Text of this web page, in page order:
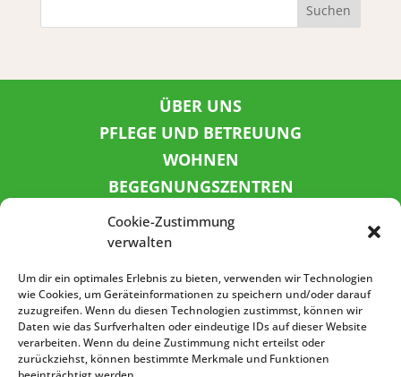
Cookie-Zustimmung
verwalten
Um dir ein optimales Erlebnis zu bieten, verwenden wir Technologien
wie Cookies, um Geräteinformationen zu speichern und/oder darauf
zuzugreifen. Wenn du diesen Technologien zustimmst, können wir
Daten wie das Surfverhalten oder eindeutige IDs auf dieser Website
verarbeiten. Wenn du deine Zustimmung nicht erteilst oder
zurückziehst, können bestimmte Merkmale und Funktionen
Suchen
ÜBER UNS
PFLEGE UND BETREUUNG
WOHNEN
BEGEGNUNGSZENTREN
KINDER UND JUGEND
KONTAKT
SPENDENKONTO
Sozialbank
IBAN: DE72 3702 0500 0001 5520 00